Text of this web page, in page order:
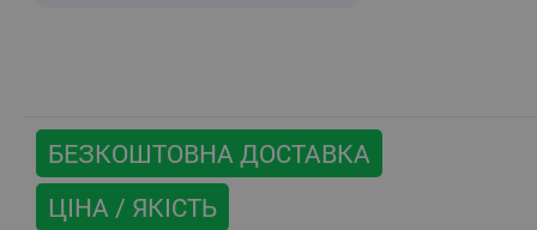
БЕЗКОШТОВНА ДОСТАВКА
ЦІНА / ЯКІСТЬ